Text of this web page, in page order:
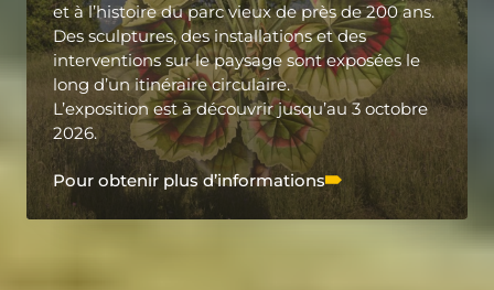
et à l’histoire du parc vieux de près de 200 ans.
Des sculptures, des installations et des
interventions sur le paysage sont exposées le
long d’un itinéraire circulaire.
L’exposition est à découvrir jusqu’au 3 octobre
2026.
Pour obtenir plus d’informations